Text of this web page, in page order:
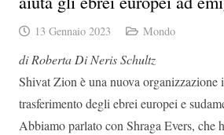
13 Gennaio 2023 Mondo
di Roberta Di Neris Schultz
Shivat Zion è una nuova organizzazione
trasferimento degli ebrei europei e
Abbiamo parlato con Shraga Evers, che